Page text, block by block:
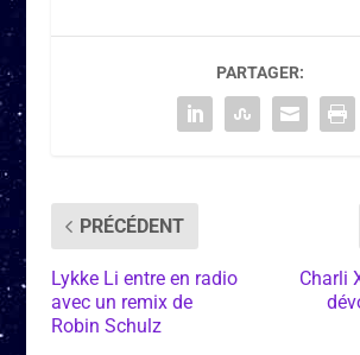
PARTAGER:
PRÉCÉDENT
Lykke Li entre en radio
avec un remix de
Robin Schulz
Charli